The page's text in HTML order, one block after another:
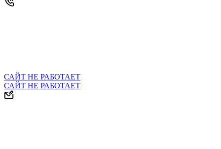
САЙТ НЕ РАБОТАЕТ
САЙТ НЕ РАБОТАЕТ